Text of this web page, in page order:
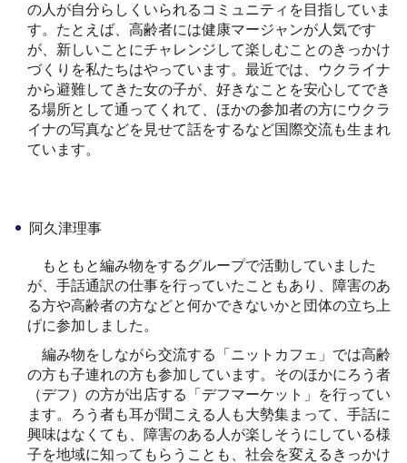
の人が自分らしくいられるコミュニティを目指していま
す。たとえば、高齢者には健康マージャンが人気です
が、新しいことにチャレンジして楽しむことのきっかけ
づくりを私たちはやっています。最近では、ウクライナ
から避難してきた女の子が、好きなことを安心してでき
る場所として通ってくれて、ほかの参加者の方にウクラ
イナの写真などを見せて話をするなど国際交流も生まれ
ています。
阿久津理事
もともと編み物をするグループで活動していました
が、手話通訳の仕事を行っていたこともあり、障害のあ
る方や高齢者の方などと何かできないかと団体の立ち上
げに参加しました。
編み物をしながら交流する「ニットカフェ」では高齢
の方も子連れの方も参加しています。そのほかにろう者
（デフ）の方が出店する「デフマーケット」を行ってい
ます。ろう者も耳が聞こえる人も大勢集まって、手話に
興味はなくても、障害のある人が楽しそうにしている様
子を地域に知ってもらうことも、社会を変えるきっかけ